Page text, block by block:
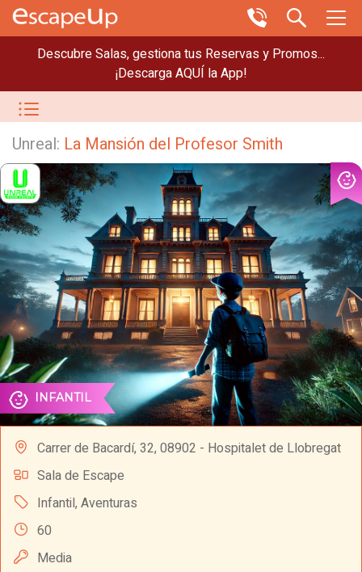
Descubre Salas, gestiona tus Reservas y Promos...
¡Descarga AQUÍ la App!
Unreal: La Mansión del Profesor Smith
INFANTIL
Carrer de Bacardí, 32, 08902 - Hospitalet de Llobregat
Sala de Escape
Infantil, Aventuras
60
Media